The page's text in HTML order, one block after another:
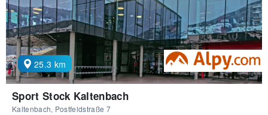
25.3 km
Sport Stock Kaltenbach
Kaltenbach, Postfeldstraße 7